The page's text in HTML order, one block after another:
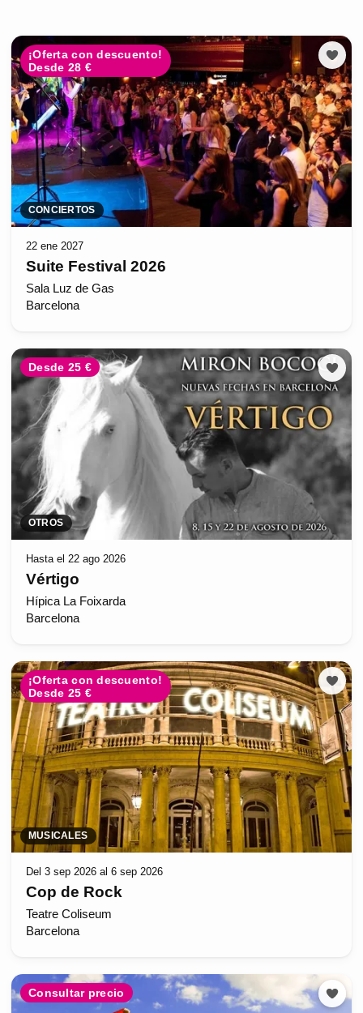
¡Oferta con descuento!
Desde 28 €
CONCIERTOS
22 ene 2027
Suite Festival 2026
Sala Luz de Gas
Barcelona
Desde 25 €
OTROS
Hasta el 22 ago 2026
Vértigo
Hípica La Foixarda
Barcelona
¡Oferta con descuento!
Desde 25 €
MUSICALES
Del 3 sep 2026 al 6 sep 2026
Cop de Rock
Teatre Coliseum
Barcelona
Consultar precio